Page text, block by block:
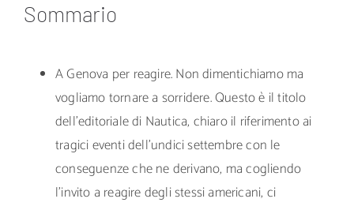
Sommario
A Genova per reagire. Non dimentichiamo ma
vogliamo tornare a sorridere. Questo è il titolo
dell’editoriale di Nautica, chiaro il riferimento ai
tragici eventi dell’undici settembre con le
conseguenze che ne derivano, ma cogliendo
l’invito a reagire degli stessi americani, ci